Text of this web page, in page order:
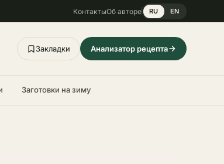
КонтактыОб авторе RU EN
Закладки Анализатор рецепта
Заготовки на зиму